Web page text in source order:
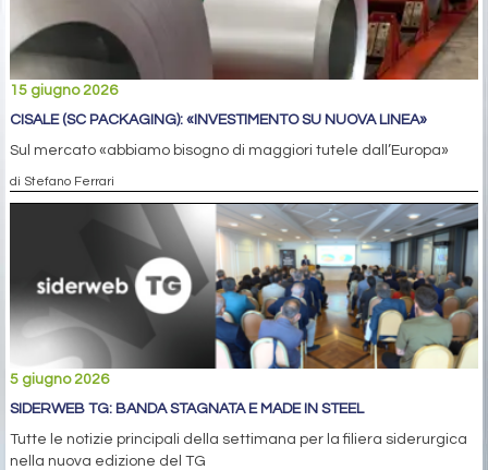
15 giugno 2026
CISALE (SC PACKAGING): «INVESTIMENTO SU NUOVA LINEA»
Sul mercato «abbiamo bisogno di maggiori tutele dall’Europa»
di Stefano Ferrari
5 giugno 2026
SIDERWEB TG: BANDA STAGNATA E MADE IN STEEL
Tutte le notizie principali della settimana per la filiera siderurgica
nella nuova edizione del TG